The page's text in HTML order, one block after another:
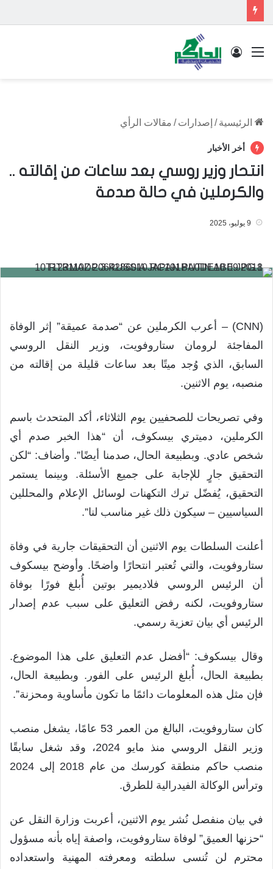
القائمة تسجيل الدخول
الرئيسية / إصدارات / مقالات الرأي
أخر الأخبار
انتحار وزير روسي بعد ساعات من إقالته ..
والكرملين في حالة صدمة
9 يوليو، 2025
(CNN) – أعرب الكرملين عن “صدمة عميقة” إثر الوفاة
المفاجئة لرومان ستاروفويت، وزير النقل الروسي
السابق، الذي وُجد ميتًا بعد ساعات قليلة من إقالته من
منصبه، يوم الاثنين.
وفي تصريحات للصحفيين يوم الثلاثاء، أكد المتحدث باسم
الكرملين، دميتري بيسكوف، أن “هذا الخبر صدم أي
شخص عادي. وبطبيعة الحال، صدمنا أيضًا”. وأضاف: “لكن
التحقيق جارٍ للإجابة على جميع الأسئلة. وبينما يستمر
التحقيق، يُفضّل ترك التكهنات لوسائل الإعلام والمحللين
السياسيين – سيكون ذلك غير مناسب لنا”.
أعلنت السلطات يوم الاثنين أن التحقيقات جارية في وفاة
ستاروفويت، والتي تُعتبر انتحارًا واضحًا. وأوضح بيسكوف
أن الرئيس الروسي فلاديمير بوتين أُبلغ فورًا بوفاة
ستاروفويت، لكنه رفض التعليق على سبب عدم إصدار
الرئيس أي بيان تعزية رسمي.
وقال بيسكوف: “أفضل عدم التعليق على هذا الموضوع.
بطبيعة الحال، أُبلغ الرئيس على الفور. وبطبيعة الحال،
فإن مثل هذه المعلومات دائمًا ما تكون مأساوية ومحزنة”.
كان ستاروفويت، البالغ من العمر 53 عامًا، يشغل منصب
وزير النقل الروسي منذ مايو 2024، وقد شغل سابقًا
منصب حاكم منطقة كورسك من عام 2018 إلى 2024
وترأس الوكالة الفيدرالية للطرق.
في بيان منفصل نُشر يوم الاثنين، أعربت وزارة النقل عن
“حزنها العميق” لوفاة ستاروفويت، واصفة إياه بأنه مسؤول
محترم لن تُنسى سلطته ومعرفته المهنية واستعداده